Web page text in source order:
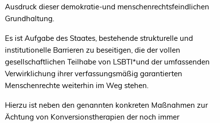
Ausdruck dieser demokratie-und menschenrechtsfeindlichen
Grundhaltung.
Es ist Aufgabe des Staates, bestehende strukturelle und
institutionelle Barrieren zu beseitigen, die der vollen
gesellschaftlichen Teilhabe von LSBTI*und der umfassenden
Verwirklichung ihrer verfassungsmäßig garantierten
Menschenrechte weiterhin im Weg stehen.
Hierzu ist neben den genannten konkreten Maßnahmen zur
Ächtung von Konversionstherapien der noch immer